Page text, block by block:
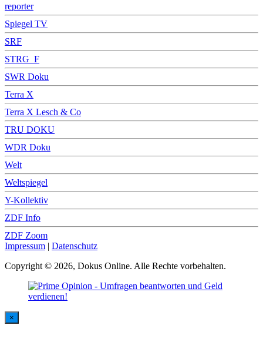
reporter
Spiegel TV
SRF
STRG_F
SWR Doku
Terra X
Terra X Lesch & Co
TRU DOKU
WDR Doku
Welt
Weltspiegel
Y-Kollektiv
ZDF Info
ZDF Zoom
Impressum | Datenschutz
Copyright © 2026, Dokus Online. Alle Rechte vorbehalten.
×